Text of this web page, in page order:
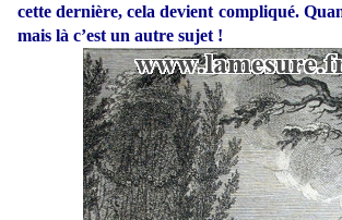
cette dernière, cela devient compliqué.
mais là c’est un autre sujet !